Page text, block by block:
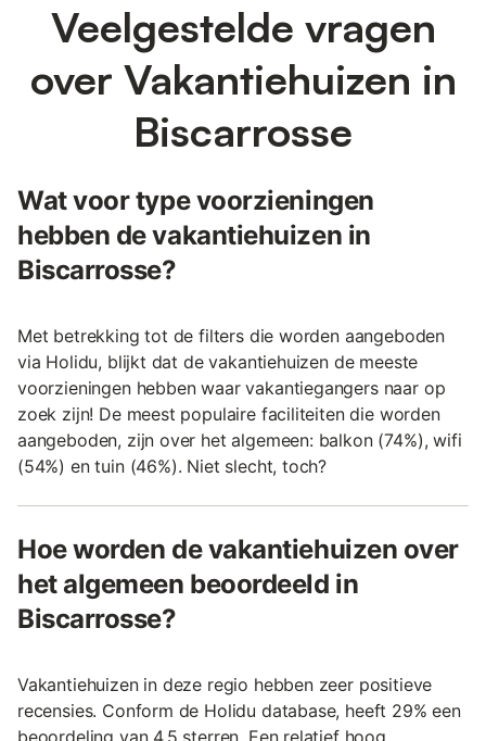
Veelgestelde vragen
over Vakantiehuizen in
Biscarrosse
Wat voor type voorzieningen
hebben de vakantiehuizen in
Biscarrosse?
Met betrekking tot de filters die worden aangeboden
via Holidu, blijkt dat de vakantiehuizen de meeste
voorzieningen hebben waar vakantiegangers naar op
zoek zijn! De meest populaire faciliteiten die worden
aangeboden, zijn over het algemeen: balkon (74%), wifi
(54%) en tuin (46%). Niet slecht, toch?
Hoe worden de vakantiehuizen over
het algemeen beoordeeld in
Biscarrosse?
Vakantiehuizen in deze regio hebben zeer positieve
recensies. Conform de Holidu database, heeft 29% een